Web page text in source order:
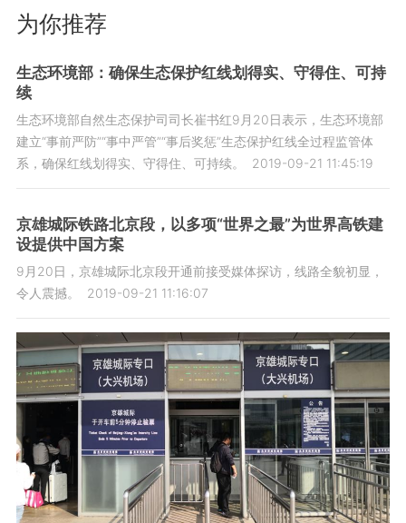
为你推荐
生态环境部：确保生态保护红线划得实、守得住、可持
续
生态环境部自然生态保护司司长崔书红9月20日表示，生态环境部
建立“事前严防”“事中严管”“事后奖惩”生态保护红线全过程监管体
系，确保红线划得实、守得住、可持续。
2019-09-21 11:45:19
京雄城际铁路北京段，以多项“世界之最”为世界高铁建
设提供中国方案
9月20日，京雄城际北京段开通前接受媒体探访，线路全貌初显，
令人震撼。
2019-09-21 11:16:07